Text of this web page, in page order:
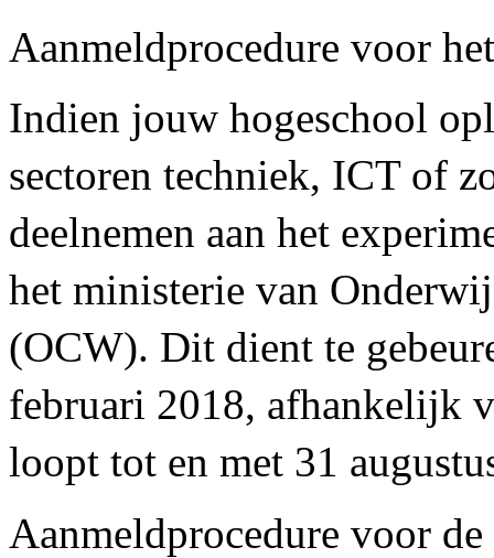
Aanmeldprocedure voor
Indien jouw hogeschool
sectoren techniek, ICT of
deelnemen aan het
het ministerie van
(OCW). Dit dient te
februari 2018, afhankelijk
loopt tot en met 31
Aanmeldprocedure voor